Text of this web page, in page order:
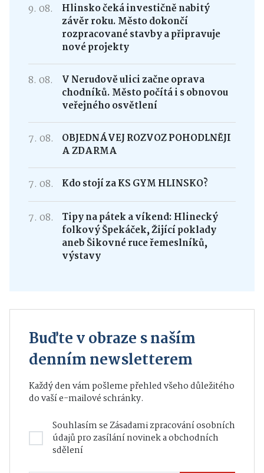
9. 08.
Hlinsko čeká investičně nabitý
závěr roku. Město dokončí
rozpracované stavby a připravuje
nové projekty
8. 08.
V Nerudově ulici začne oprava
chodníků. Město počítá i s obnovou
veřejného osvětlení
7. 08.
OBJEDNÁVEJ ROZVOZ POHODLNĚJI
A ZDARMA
7. 08. Kdo stojí za KS GYM HLINSKO?
7. 08.
Tipy na pátek a víkend: Hlinecký
folkový Špekáček, Žijící poklady
aneb Šikovné ruce řemeslníků,
výstavy
Buďte v obraze s naším
denním newsletterem
Každý den vám pošleme přehled všeho důležitého
do vaší e-mailové schránky.
Souhlasím seZásadami zpracování osobních
údajůpro zasílání novinek a obchodních
sdělení